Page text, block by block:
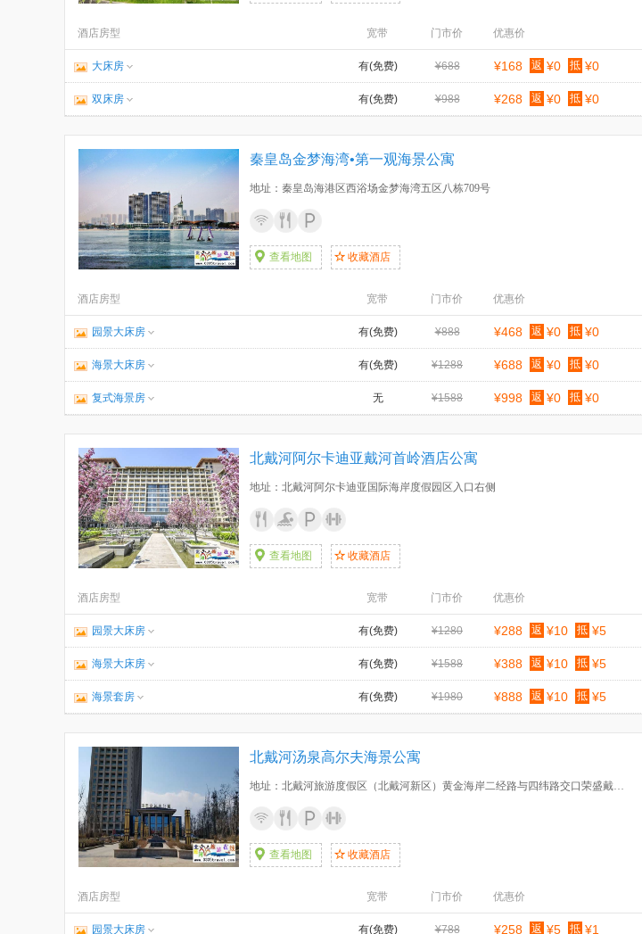
酒店房型 宽带 门市价 优惠价
大床房 有(免费) ¥688 ¥168 返 ¥0 抵 ¥0
双床房 有(免费) ¥988 ¥268 返 ¥0 抵 ¥0
秦皇岛金梦海湾•第一观海景公寓
地址：秦皇岛海港区西浴场金梦海湾五区八栋709号
查看地图 收藏酒店
酒店房型 宽带 门市价 优惠价
园景大床房 有(免费) ¥888 ¥468 返 ¥0 抵 ¥0
海景大床房 有(免费) ¥1288 ¥688 返 ¥0 抵 ¥0
复式海景房 无 ¥1588 ¥998 返 ¥0 抵 ¥0
北戴河阿尔卡迪亚戴河首岭酒店公寓
地址：北戴河阿尔卡迪亚国际海岸度假园区入口右侧
查看地图 收藏酒店
酒店房型 宽带 门市价 优惠价
园景大床房 有(免费) ¥1280 ¥288 返 ¥10 抵 ¥5
海景大床房 有(免费) ¥1588 ¥388 返 ¥10 抵 ¥5
海景套房 有(免费) ¥1980 ¥888 返 ¥10 抵 ¥5
北戴河汤泉高尔夫海景公寓
地址：北戴河旅游度假区（北戴河新区）黄金海岸二经路与四纬路交口荣盛戴河首岭高尔夫球场旁边
查看地图 收藏酒店
酒店房型 宽带 门市价 优惠价
园景大床房 有(免费) ¥788 ¥258 返 ¥5 抵 ¥1